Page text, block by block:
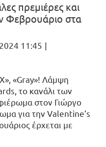
πρεμιέρες και
Φεβρουάριο στα
11:45 |
«Gray»! Λάμψη
το κανάλι των
στον Γιώργο
για την Valentine’s
έρχεται με